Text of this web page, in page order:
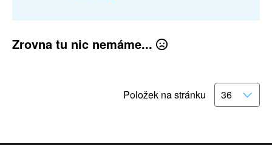
Zrovna tu nic nemáme...
Položek na stránku